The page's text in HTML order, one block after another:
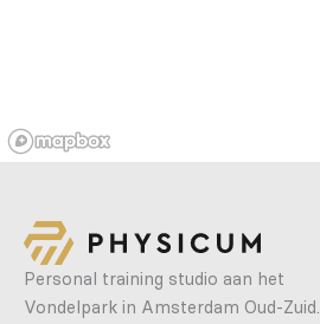
Personal training studio aan het
Vondelpark in Amsterdam Oud-Zuid.